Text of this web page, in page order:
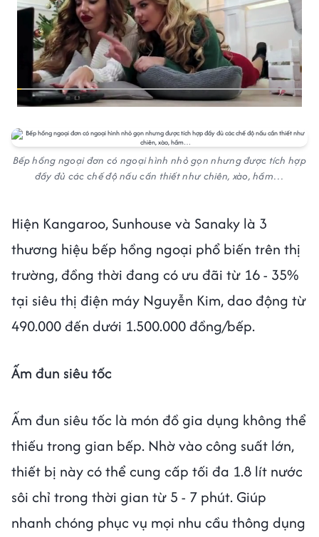
Bếp hồng ngoại đơn có ngoại hình nhỏ gọn nhưng được tích hợp
đầy đủ các chế độ nấu cần thiết như chiên, xào, hầm…
Hiện Kangaroo, Sunhouse và Sanaky là 3
thương hiệu bếp hồng ngoại phổ biến trên thị
trường, đồng thời đang có ưu đãi từ 16 - 35%
tại siêu thị điện máy Nguyễn Kim, dao động từ
490.000 đến dưới 1.500.000 đồng/bếp.
Ấm đun siêu tốc
Ấm đun siêu tốc là món đồ gia dụng không thể
thiếu trong gian bếp. Nhờ vào công suất lớn,
thiết bị này có thể cung cấp tối đa 1.8 lít nước
sôi chỉ trong thời gian từ 5 - 7 phút. Giúp
nhanh chóng phục vụ mọi nhu cầu thông dụng